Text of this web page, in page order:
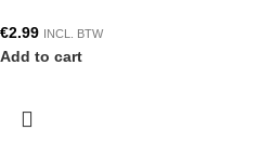
€2.99 INCL. BTW
Add to cart